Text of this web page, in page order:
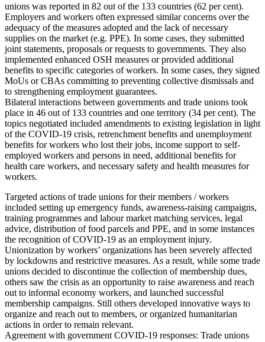
unions was reported in 82 out of the 133 countries (62 per cent).
Employers and workers often expressed similar concerns over the
adequacy of the measures adopted and the lack of necessary
supplies on the market (e.g. PPE). In some cases, they submitted
joint statements, proposals or requests to governments. They also
implemented enhanced OSH measures or provided additional
benefits to specific categories of workers. In some cases, they signed
MoUs or CBAs committing to preventing collective dismissals and
to strengthening employment guarantees.
Bilateral interactions between governments and trade unions took
place in 46 out of 133 countries and one territory (34 per cent). The
topics negotiated included amendments to existing legislation in light
of the COVID-19 crisis, retrenchment benefits and unemployment
benefits for workers who lost their jobs, income support to self-
employed workers and persons in need, additional benefits for
health care workers, and necessary safety and health measures for
workers.
Targeted actions of trade unions for their members / workers
included setting up emergency funds, awareness-raising campaigns,
training programmes and labour market matching services, legal
advice, distribution of food parcels and PPE, and in some instances
the recognition of COVID-19 as an employment injury.
Unionization by workers’ organizations has been severely affected
by lockdowns and restrictive measures. As a result, while some trade
unions decided to discontinue the collection of membership dues,
others saw the crisis as an opportunity to raise awareness and reach
out to informal economy workers, and launched successful
membership campaigns. Still others developed innovative ways to
organize and reach out to members, or organized humanitarian
actions in order to remain relevant.
Agreement with government COVID-19 responses: Trade unions